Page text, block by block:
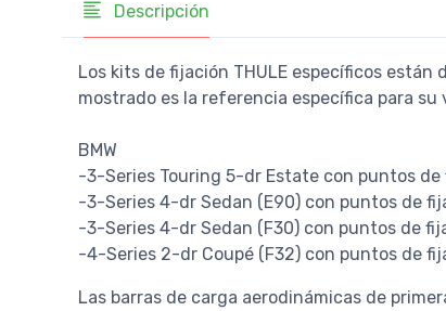
Descripción
Los kits de fijación THULE específicos
mostrado es la referencia específica para
BMW
-3-Series Touring 5-dr Estate con puntos de
-3-Series 4-dr Sedan (E90) con puntos de
-3-Series 4-dr Sedan (F30) con puntos de
-4-Series 2-dr Coupé (F32) con puntos de
Las barras de carga aerodinámicas de